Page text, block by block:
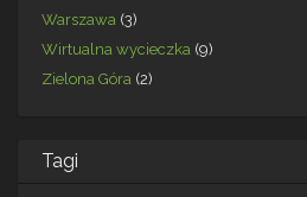
Warszawa (3)
Wirtualna wycieczka (9)
Zielona Góra (2)
Tagi